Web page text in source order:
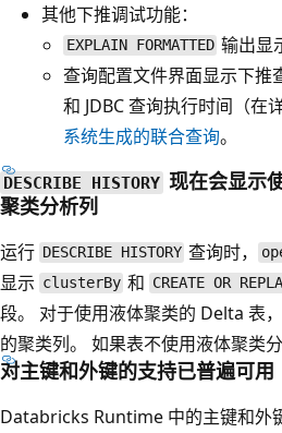
其他下推调试功能：
EXPLAIN FORMATTED 输出显
查询配置文件界面显示下推
和 JDBC 查询执行时间（在
系统生成的联合查询。
DESCRIBE HISTORY 现在会显示
聚类分析列
运行 DESCRIBE HISTORY 查询时，
显示 clusterBy 和 CREATE OR
段。 对于使用液体聚类的 Delta 表，
的聚类列。 如果表不使用液体聚类
对主键和外键的支持已普遍可用
Databricks Runtime 中的主键和外